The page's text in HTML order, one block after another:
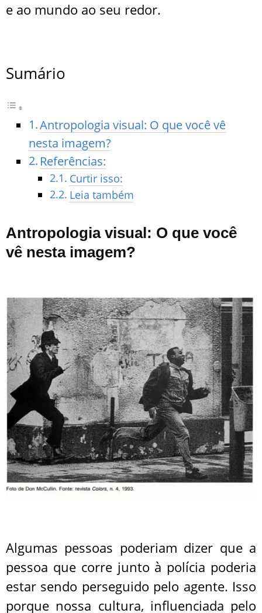
e ao mundo ao seu redor.
Sumário
Antropologia visual: O que você vê
nesta imagem?
Referências:
Curtir isso:
Leia também
Antropologia visual: O que você
vê nesta imagem?
Algumas pessoas poderiam dizer que a
pessoa que corre junto à polícia poderia
estar sendo perseguido pelo agente. Isso
porque nossa cultura, influenciada pelo